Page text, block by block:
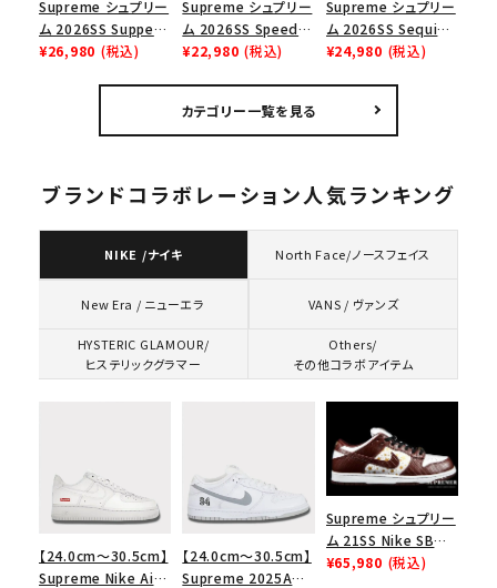
Supreme シュプリー
ム 2026SS Supper
Tee サパーTシャツ
¥26,980 (税込)
Supreme シュプリー
ム 2026SS Speed
Tee スピードTシャツ
¥22,980 (税込)
Supreme シュプリー
ム 2026SS Sequin
Denim Classic
シックロゴ 6パネルキ
ャップ ブラック
¥24,980 (税込)
カテゴリー一覧を見る
ブランドコラボレーション人気ランキング
NIKE /ナイキ North Face/ノースフェイス
New Era / ニューエラ VANS / ヴァンズ
HYSTERIC GLAMOUR/
ヒステリックグラマー
Others/
その他コラボアイテム
【24.0cm～30.5cm】
Supreme Nike Air
【24.0cm～30.5cm】
Supreme 2025AW
Supreme シュプリー
ム 21SS Nike SB
Dunk Low ナイキSB
¥65,980 (税込)